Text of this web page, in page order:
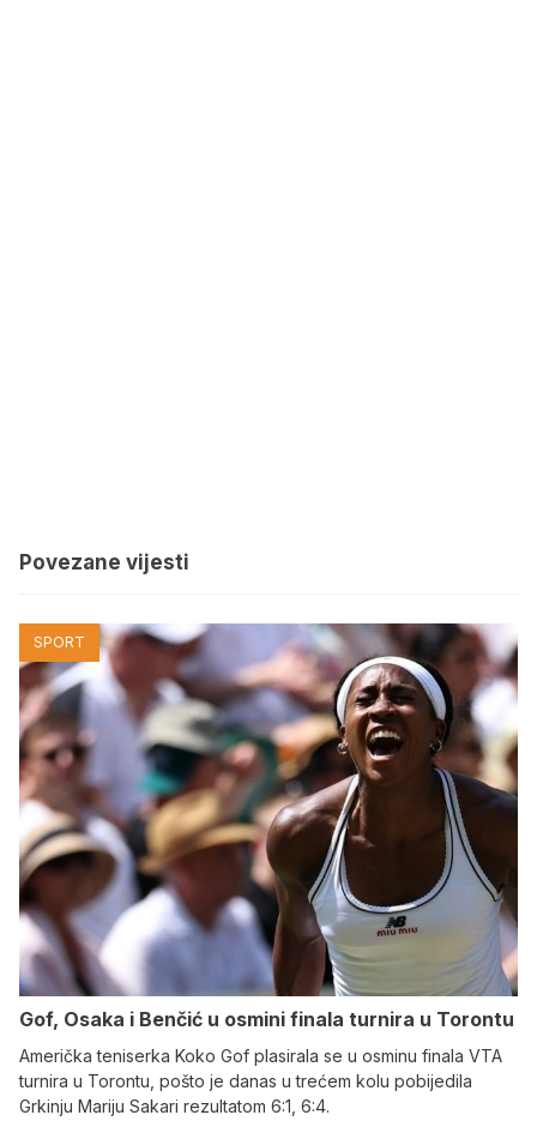
Povezane vijesti
SPORT
Gof, Osaka i Benčić u osmini finala turnira u Torontu
Američka teniserka Koko Gof plasirala se u osminu finala VTA
turnira u Torontu, pošto je danas u trećem kolu pobijedila
Grkinju Mariju Sakari rezultatom 6:1, 6:4.